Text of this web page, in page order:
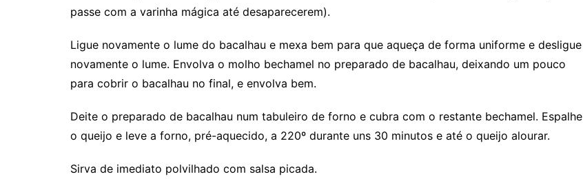
passe com a varinha mágica até desaparecerem).
Ligue novamente o lume do bacalhau e mexa bem para que aqueça de forma uniforme e desligue
novamente o lume. Envolva o molho bechamel no preparado de bacalhau, deixando um pouco
para cobrir o bacalhau no final, e envolva bem.
Deite o preparado de bacalhau num tabuleiro de forno e cubra com o restante bechamel. Espalhe
o queijo e leve a forno, pré-aquecido, a 220º durante uns 30 minutos e até o queijo alourar.
Sirva de imediato polvilhado com salsa picada.